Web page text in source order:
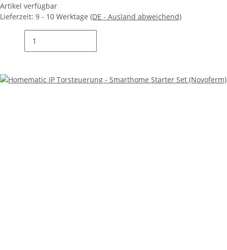
Artikel verfügbar
Lieferzeit: 9 - 10 Werktage (DE - Ausland abweichend)